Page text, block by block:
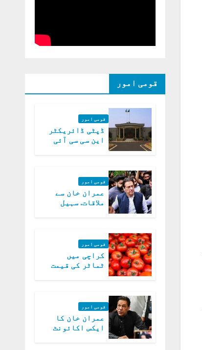
قومی امور
قومی امور
ڈپٹی ڈائریکٹر
این سی سی آئی
قومی امور
عمران خان سے
ملاقات. سہیل
قومی امور
کراچی میں
ٹماٹر کی قیمت
قومی امور
عمران خان کا
ایکس اکائونٹ